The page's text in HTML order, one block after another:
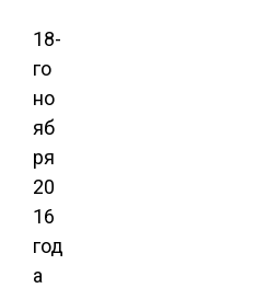
18-
го
но
яб
ря
20
16
год
а